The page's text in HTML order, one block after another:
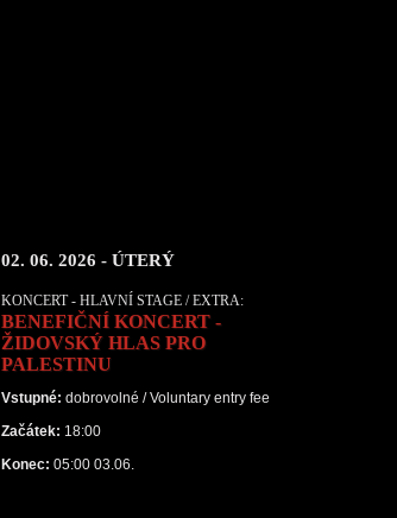
02. 06. 2026 - ÚTERÝ
KONCERT - HLAVNÍ STAGE / EXTRA:
BENEFIČNÍ KONCERT -
ŽIDOVSKÝ HLAS PRO
PALESTINU
Vstupné: dobrovolné / Voluntary entry fee
Začátek: 18:00
Konec: 05:00 03.06.